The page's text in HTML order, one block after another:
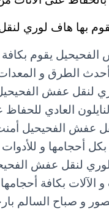
بها هاف لوري
يقوم
الطرق و
لنقل عفش الفحيحيل
العادي
عفش الفحيحيل
أحجامها و للأدوات
لنقل عفش
و الآلات بكافة
و صباح السالم